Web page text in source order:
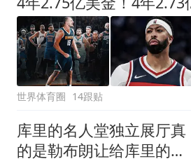
世界体育圈 14跟贴
库里的名人堂独立展厅真
的是勒布朗让给库里的